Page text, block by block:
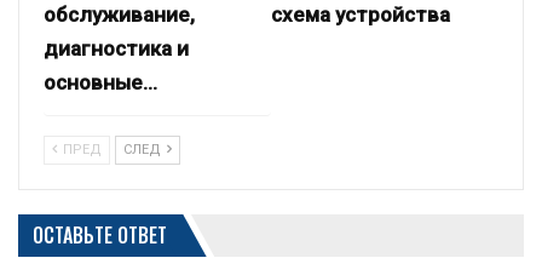
обслуживание,
диагностика и
основные…
схема устройства
ПРЕД СЛЕД
ОСТАВЬТЕ ОТВЕТ